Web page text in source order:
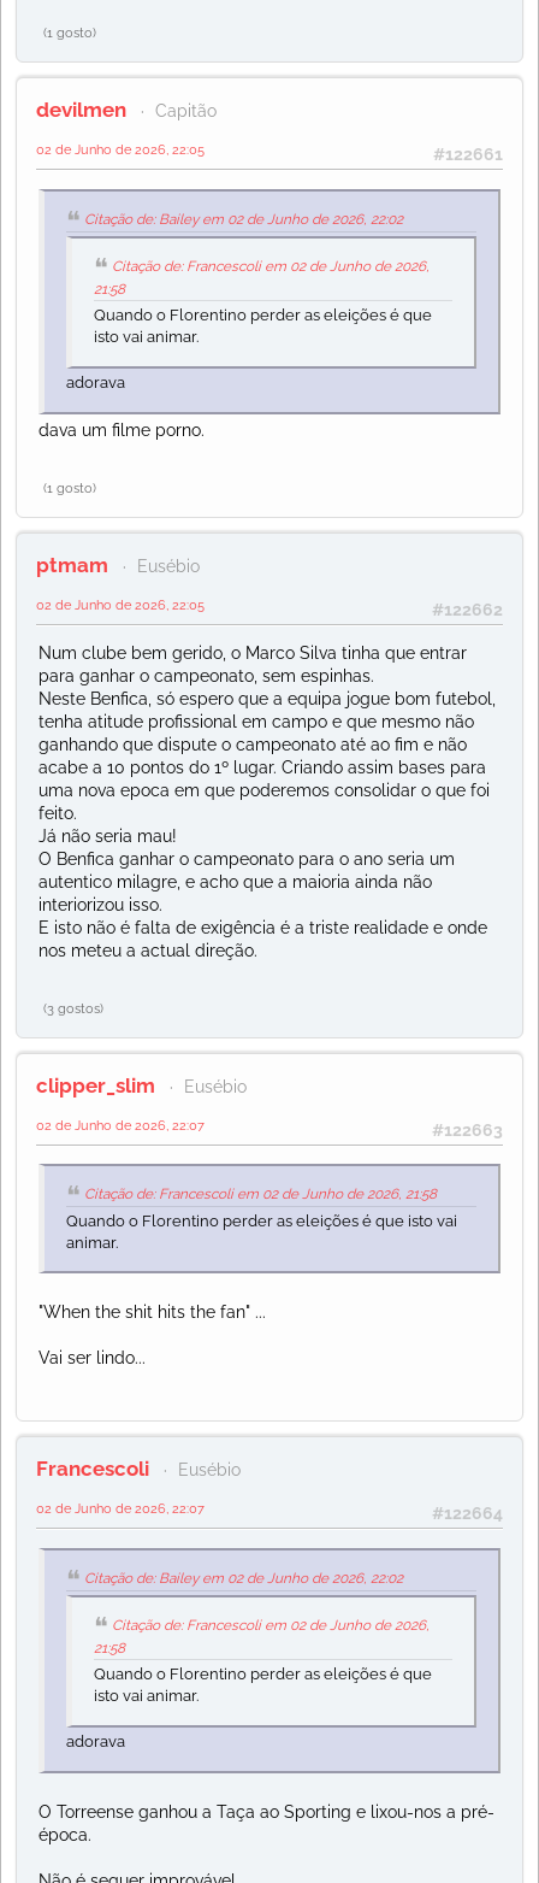
(1 gosto)
devilmen Capitão
#122661
02 de Junho de 2026, 22:05
Citação de: Bailey em 02 de Junho de 2026, 22:02
Citação de: Francescoli em 02 de Junho de 2026,
21:58
Quando o Florentino perder as eleições é que
isto vai animar.
adorava
dava um filme porno.
(1 gosto)
ptmam Eusébio
#122662
02 de Junho de 2026, 22:05
Num clube bem gerido, o Marco Silva tinha que entrar
para ganhar o campeonato, sem espinhas.
Neste Benfica, só espero que a equipa jogue bom futebol,
tenha atitude profissional em campo e que mesmo não
ganhando que dispute o campeonato até ao fim e não
acabe a 10 pontos do 1º lugar. Criando assim bases para
uma nova epoca em que poderemos consolidar o que foi
feito.
Já não seria mau!
O Benfica ganhar o campeonato para o ano seria um
autentico milagre, e acho que a maioria ainda não
interiorizou isso.
E isto não é falta de exigência é a triste realidade e onde
nos meteu a actual direção.
(3 gostos)
clipper_slim Eusébio
#122663
02 de Junho de 2026, 22:07
Citação de: Francescoli em 02 de Junho de 2026, 21:58
Quando o Florentino perder as eleições é que isto vai
animar.
"When the shit hits the fan" ...
Vai ser lindo...
Francescoli Eusébio
#122664
02 de Junho de 2026, 22:07
Citação de: Bailey em 02 de Junho de 2026, 22:02
Citação de: Francescoli em 02 de Junho de 2026,
21:58
Quando o Florentino perder as eleições é que
isto vai animar.
adorava
O Torreense ganhou a Taça ao Sporting e lixou-nos a pré-
época.